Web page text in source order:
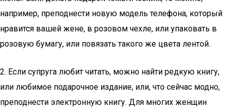
например, преподнести новую модель телефона, который
нравится вашей жене, в розовом чехле, или упаковать в
розовую бумагу, или повязать такого же цвета лентой.
2. Если супруга любит читать, можно найти редкую книгу,
или любимое подарочное издание, или, что сейчас модно,
преподнести электронную книгу. Для многих женщин